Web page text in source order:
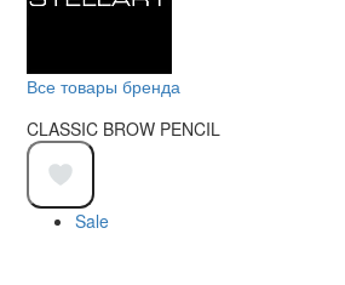
Все товары бренда
CLASSIC BROW PENCIL
Sale